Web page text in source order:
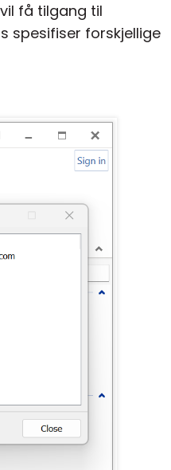
få tilgang til
spesifiser forskjellige